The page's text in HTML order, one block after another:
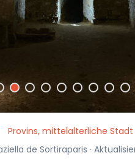
Provins, mittelalterliche Stadt
de Sortiraparis ·